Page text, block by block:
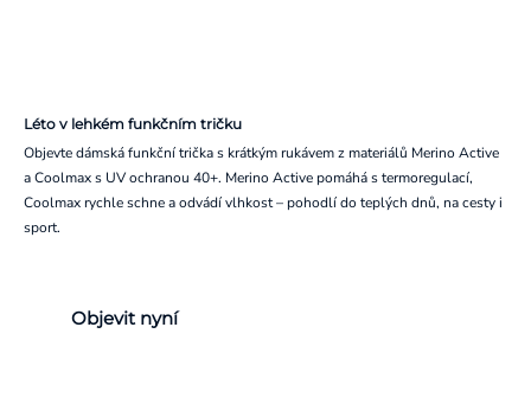
Léto v lehkém funkčním tričku
Objevte dámská funkční trička s krátkým rukávem z materiálů Merino Active
a Coolmax s UV ochranou 40+. Merino Active pomáhá s termoregulací,
Coolmax rychle schne a odvádí vlhkost – pohodlí do teplých dnů, na cesty i
sport.
Objevit nyní